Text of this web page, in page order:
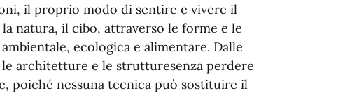
il proprio modo di sentire e vivere il
natura, il cibo, attraverso le forme e le
ecologica e alimentare. Dalle
architetture e le strutturesenza perdere
poiché nessuna tecnica può sostituire il